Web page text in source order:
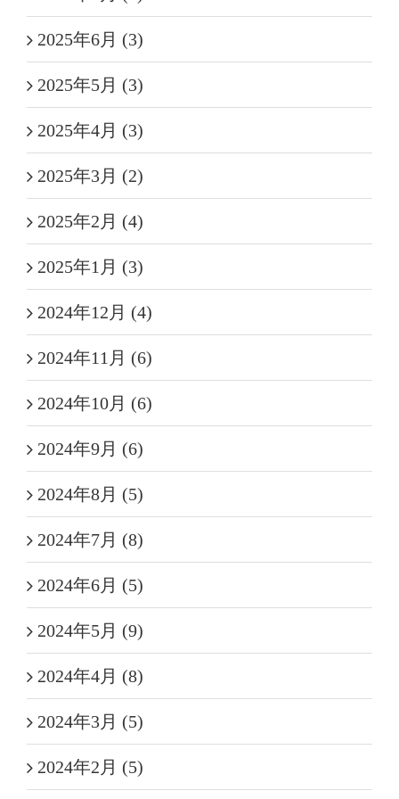
2025年6月 (3)
2025年5月 (3)
2025年4月 (3)
2025年3月 (2)
2025年2月 (4)
2025年1月 (3)
2024年12月 (4)
2024年11月 (6)
2024年10月 (6)
2024年9月 (6)
2024年8月 (5)
2024年7月 (8)
2024年6月 (5)
2024年5月 (9)
2024年4月 (8)
2024年3月 (5)
2024年2月 (5)